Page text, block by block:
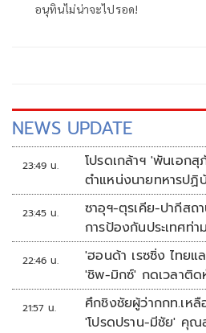
อนุทินไม่น่าจะไปรอด!
NEWS UPDATE
23:49 น.
โปรดเกล้าฯ 'พันเอก
ตำแหน่งนายทหารปฏิ
'พลตรี'
23:45 น.
ซาอุฯ-ตุรเคีย-ปากีส
การป้องกันประเทศท่
22:46 น.
'ฮอนด้า เรซซิ่ง ไทยแ
'ชิพ-มิกซ์' กดเวลาติด
ที่มัลดาลิกา
21:57 น.
ศึกชิงชัยผู้ว่ากกท.เห
'โปรดปราน-มีชัย' คุ